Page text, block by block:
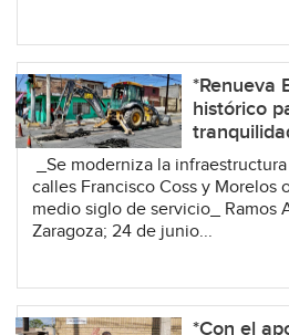
*Renueva
histórico
_Se moderniza la
calles Francisco Coss y Morelos
medio siglo de servicio_ Ramos
Zaragoza; 24 de junio...
*Con el